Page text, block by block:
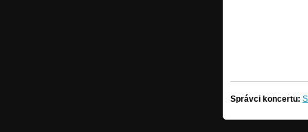
Správci koncertu: